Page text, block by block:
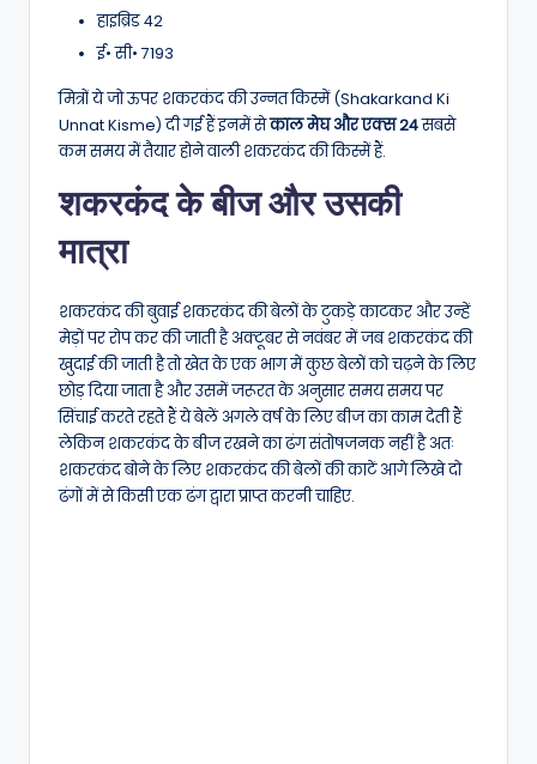
हाइब्रिड 42
ई• सी• 7193
मित्रों ये जो ऊपर शकरकंद की उन्नत किस्में (Shakarkand Ki
Unnat Kisme) दी गई हैं इनमें सेकाल मेघ और एक्स 24सबसे
कम समय में तैयार होने वाली शकरकंद की किस्में हैं.
शकरकंद के बीज और उसकी
मात्रा
शकरकंद की बुवाई शकरकंद की बेलों के टुकड़े काटकर और उन्हें
मेड़ों पर रोप कर की जाती है अक्टूबर से नवंबर में जब शकरकंद की
खुदाई की जाती है तो खेत के एक भाग में कुछ बेलों को चढ़ने के लिए
छोड़ दिया जाता है और उसमें जरूरत के अनुसार समय समय पर
सिंचाई करते रहते हैं ये बेलें अगले वर्ष के लिए बीज का काम देती हैं
लेकिन शकरकंद के बीज रखने का ढंग संतोषजनक नहीं है अतः
शकरकंद बोने के लिए शकरकंद की बेलों की काटें आगे लिखे दो
ढंगों में से किसी एक ढंग द्वारा प्राप्त करनी चाहिए.